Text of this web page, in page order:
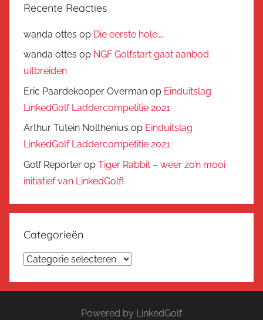
Recente Reacties
wanda ottes op Die eerste hole….
wanda ottes op NGF Golfstart gaat aanbod
uitbreiden
Eric Paardekooper Overman op Einduitslag
LinkedGolf Laddercompetitie 2021
Arthur Tutein Nolthenius op Einduitslag
LinkedGolf Laddercompetitie 2021
Golf Reporter op Tiger Rabbit – weer zo’n mooi
initiatief van LinkedGolf!
Categorieën
Categorieën
Powered by LinkedGolf